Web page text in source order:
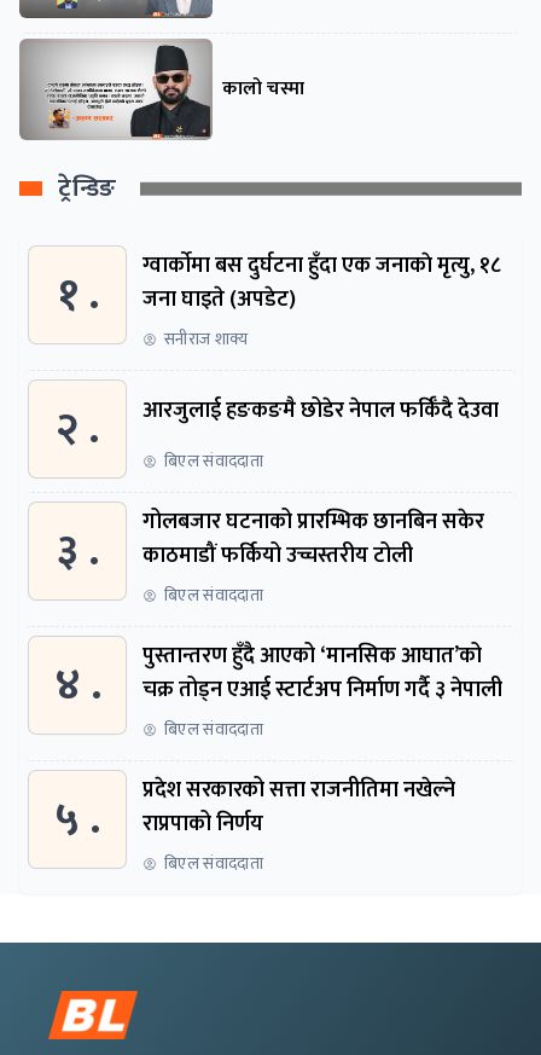
कालो चस्मा
ट्रेन्डिङ
१ .
ग्वार्काेमा बस दुर्घटना हुँदा एक जनाकाे मृत्यु, १८
जना घाइते (अपडेट)
सनीराज शाक्य
२ . आरजुलाई हङकङमै छोडेर नेपाल फर्किँदै देउवा
बिएल संवाददाता
३ .
गोलबजार घटनाको प्रारम्भिक छानबिन सकेर
काठमाडौं फर्कियो उच्चस्तरीय टोली
बिएल संवाददाता
४ .
पुस्तान्तरण हुँदै आएको ‘मानसिक आघात’को
चक्र तोड्न एआई स्टार्टअप निर्माण गर्दै ३ नेपाली
बिएल संवाददाता
५ .
प्रदेश सरकारको सत्ता राजनीतिमा नखेल्ने
राप्रपाको निर्णय
बिएल संवाददाता